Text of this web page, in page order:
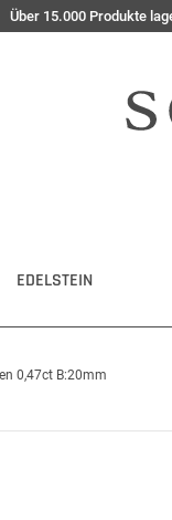
Über 15.000 Produkte
EDELSTEIN
0,47ct B:20mm